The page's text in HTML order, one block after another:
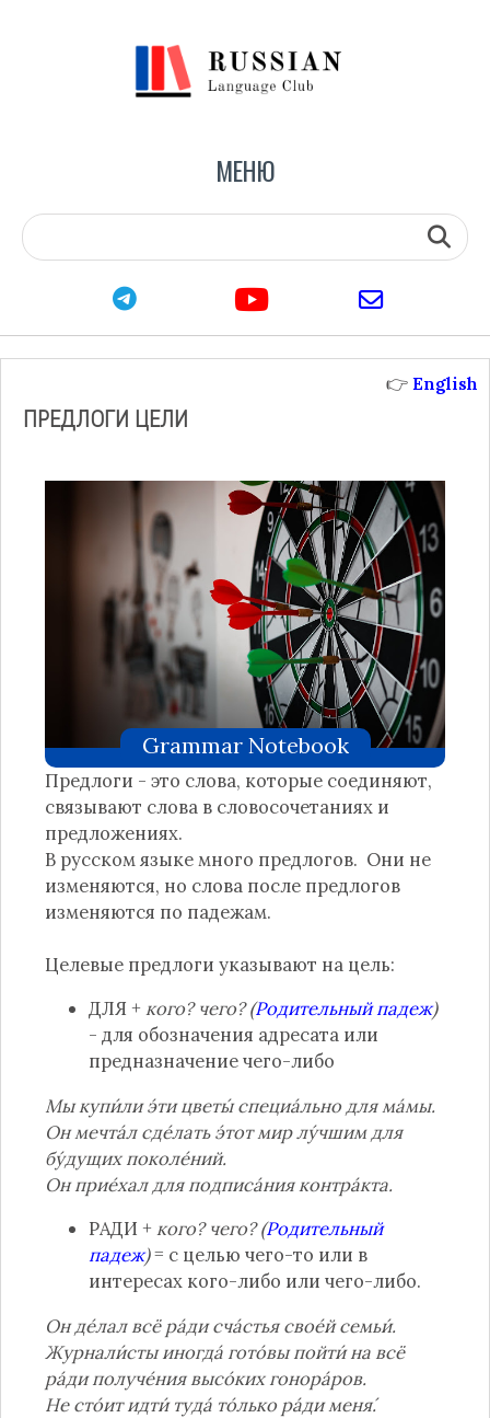
МЕНЮ
email
ПРЕДЛОГИ ЦЕЛИ
Grammar Notebook
Предлоги - это слова, которые соединяют,
связывают слова в словосочетаниях и
предложениях.
В русском языке много предлогов. Они не
изменяются, но слова после предлогов
изменяются по падежам.
Целевые предлоги указывают на цель:
ДЛЯ +кого? чего? (Родительный падеж)
- для обозначения адресата или
предназначение чего-либо
Мы купи́ли э́ти цветы́ специа́льно для ма́мы.
Он мечта́л сде́лать э́тот мир лу́чшим для
бу́дущих поколе́ний.
Он прие́хал для подписа́ния контра́кта.
РАДИ +кого? чего? (Родительный
падеж)= с целью чего-то или в
интересах кого-либо или чего-либо.
Он де́лал всё ра́ди сча́стья свое́й семьи́.
Журнали́сты иногда́ гото́вы пойти́ на всё
ра́ди получе́ния высо́ких гонора́ров.
Не сто́ит идти́ туда́ то́лько ра́ди меня́.
👉 English